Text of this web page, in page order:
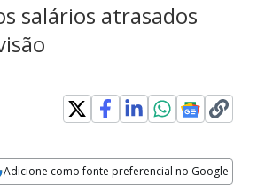
salários atrasados
Adicione como fonte preferencial no Google